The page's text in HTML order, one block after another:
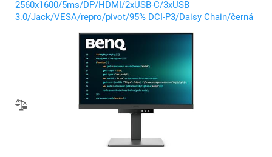
2560x1600/5ms/DP/HDMI/2xUSB-C/3xUSB
3.0/Jack/VESA/repro/pivot/95% DCI-P3/Daisy Chain/černá